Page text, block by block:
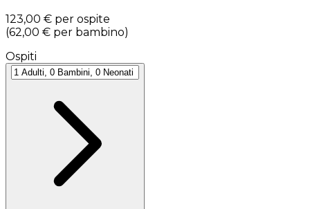
123,00 € per ospite
(62,00 € per bambino)
Ospiti